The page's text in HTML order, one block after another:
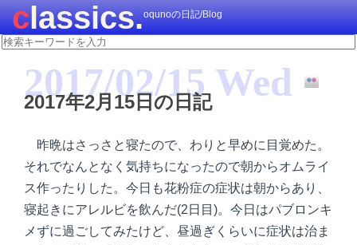
classics.oqunoの日記/Blog
2017/02/15 Wed
2017年2月15日の日記
昨晩はさっさと寝たので、わりと早めに目覚めた。
それでなんとなく気持ちになったので朝からオムライ
ス作ったりした。今日も花粉症の症状は朝からあり、
寝起きにアレルビを飲んだ(2日目)。今日はパブロンキ
メずに過ごしてみたけど、昼過ぎくらいに症状は治ま